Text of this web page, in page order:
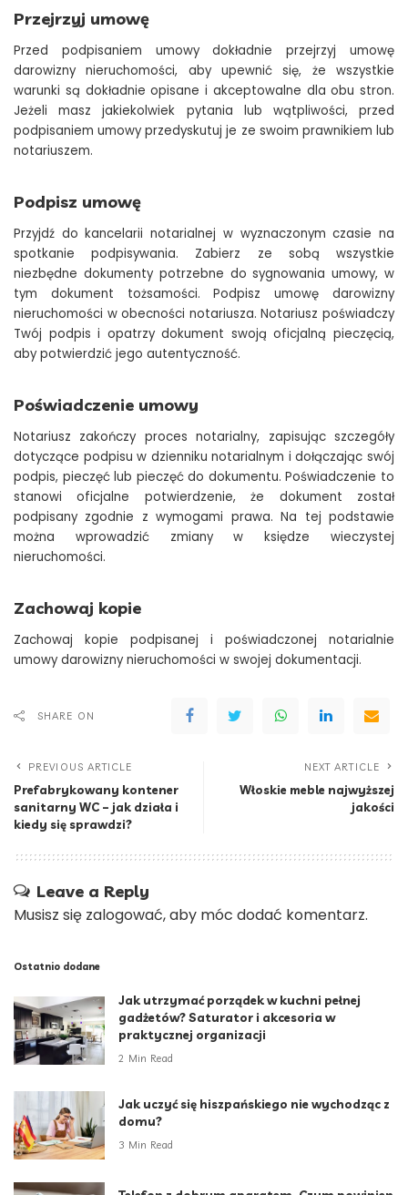
Przejrzyj umowę
Przed podpisaniem umowy dokładnie przejrzyj umowę
darowizny nieruchomości, aby upewnić się, że wszystkie
warunki są dokładnie opisane i akceptowalne dla obu stron.
Jeżeli masz jakiekolwiek pytania lub wątpliwości, przed
podpisaniem umowy przedyskutuj je ze swoim prawnikiem lub
notariuszem.
Podpisz umowę
Przyjdź do kancelarii notarialnej w wyznaczonym czasie na
spotkanie podpisywania. Zabierz ze sobą wszystkie
niezbędne dokumenty potrzebne do sygnowania umowy, w
tym dokument tożsamości. Podpisz umowę darowizny
nieruchomości w obecności notariusza. Notariusz poświadczy
Twój podpis i opatrzy dokument swoją oficjalną pieczęcią,
aby potwierdzić jego autentyczność.
Poświadczenie umowy
Notariusz zakończy proces notarialny, zapisując szczegóły
dotyczące podpisu w dzienniku notarialnym i dołączając swój
podpis, pieczęć lub pieczęć do dokumentu. Poświadczenie to
stanowi oficjalne potwierdzenie, że dokument został
podpisany zgodnie z wymogami prawa. Na tej podstawie
można wprowadzić zmiany w księdze wieczystej
nieruchomości.
Zachowaj kopie
Zachowaj kopie podpisanej i poświadczonej notarialnie
umowy darowizny nieruchomości w swojej dokumentacji.
SHARE ON
PREVIOUS ARTICLE
Prefabrykowany kontener
sanitarny WC – jak działa i
kiedy się sprawdzi?
NEXT ARTICLE
Włoskie meble najwyższej
jakości
Leave a Reply
Musisz się zalogować, aby móc dodać komentarz.
Ostatnio dodane
Jak utrzymać porządek w kuchni pełnej
gadżetów? Saturator i akcesoria w
praktycznej organizacji
2 Min Read
Jak uczyć się hiszpańskiego nie wychodząc z
domu?
3 Min Read